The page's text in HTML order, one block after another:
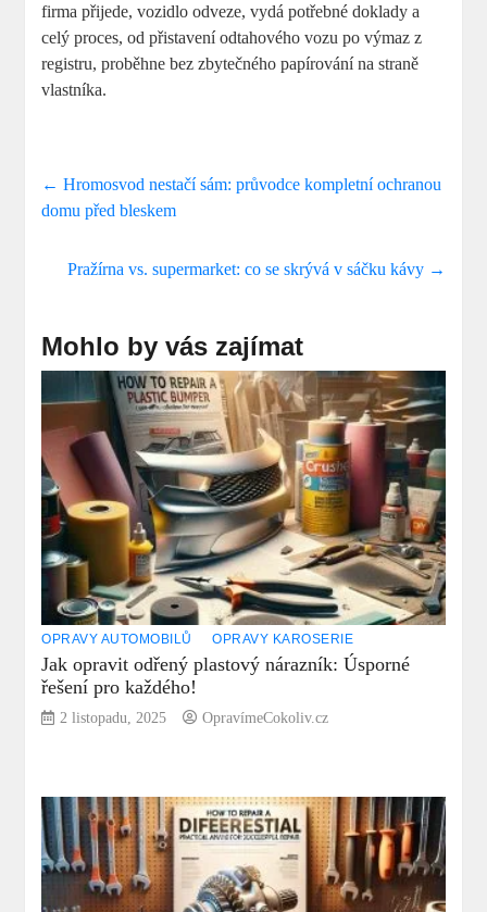
firma přijede, vozidlo odveze, vydá potřebné doklady a
celý proces, od přistavení odtahového vozu po výmaz z
registru, proběhne bez zbytečného papírování na straně
vlastníka.
← Hromosvod nestačí sám: průvodce kompletní ochranou
domu před bleskem
Pražírna vs. supermarket: co se skrývá v sáčku kávy →
Mohlo by vás zajímat
OPRAVY AUTOMOBILŮ OPRAVY KAROSERIE
Jak opravit odřený plastový nárazník: Úsporné
řešení pro každého!
2 listopadu, 2025 OpravímeCokoliv.cz